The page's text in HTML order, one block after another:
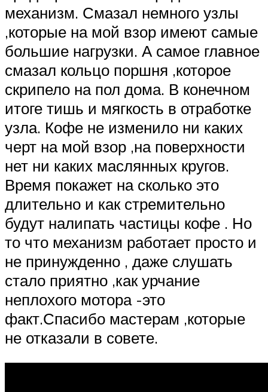
механизм. Смазал немного узлы
,которые на мой взор имеют самые
большие нагрузки. А самое главное
смазал кольцо поршня ,которое
скрипело на пол дома. В конечном
итоге тишь и мягкость в отработке
узла. Кофе не изменило ни каких
черт на мой взор ,на поверхности
нет ни каких маслянных кругов.
Время покажет на сколько это
длительно и как стремительно
будут налипать частицы кофе . Но
то что механизм работает просто и
не принужденно , даже слушать
стало приятно ,как урчание
неплохого мотора -это
факт.Спасибо мастерам ,которые
не отказали в совете.